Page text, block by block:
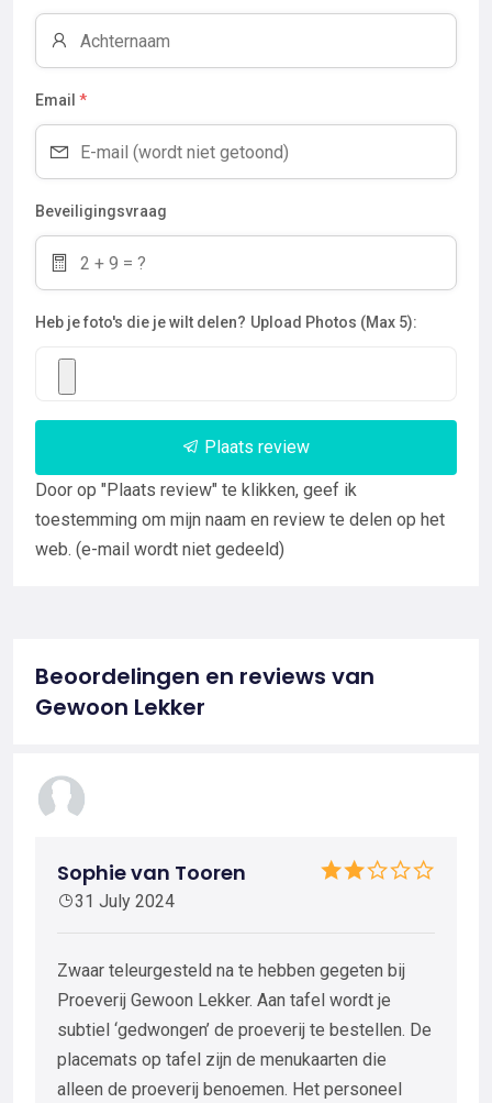
Email *
Beveiligingsvraag
Heb je foto's die je wilt delen? Upload Photos (Max 5):
Plaats review
Door op "Plaats review" te klikken, geef ik
toestemming om mijn naam en review te delen op het
web. (e-mail wordt niet gedeeld)
Beoordelingen en reviews van
Gewoon Lekker
Sophie van Tooren
31 July 2024
Zwaar teleurgesteld na te hebben gegeten bij
Proeverij Gewoon Lekker. Aan tafel wordt je
subtiel ‘gedwongen’ de proeverij te bestellen. De
placemats op tafel zijn de menukaarten die
alleen de proeverij benoemen. Het personeel